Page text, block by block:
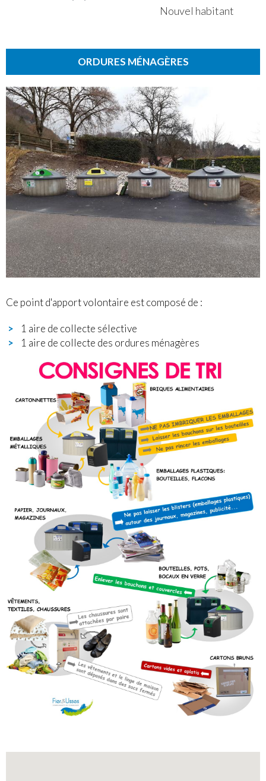
Nouvel habitant
ORDURES MÉNAGÈRES
Ce point d'apport volontaire est composé de :
1 aire de collecte sélective
1 aire de collecte des ordures ménagères